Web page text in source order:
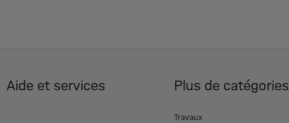
Aide et services Plus de catégories
Travaux